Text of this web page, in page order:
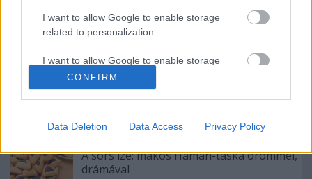
I want to allow Google to enable storage
related to personalization.
I want to allow Google to enable storage
related to security, including authentication
functionality and fraud prevention, and other
user protection.
CONFIRM
Data Deletion Data Access Privacy Policy
Vajas kenyér extrákkal
Hús, mint köret: gasztrózz zölden, nem
vegán
A sors íze: mákos Hámán-táska örömmel,
drámával